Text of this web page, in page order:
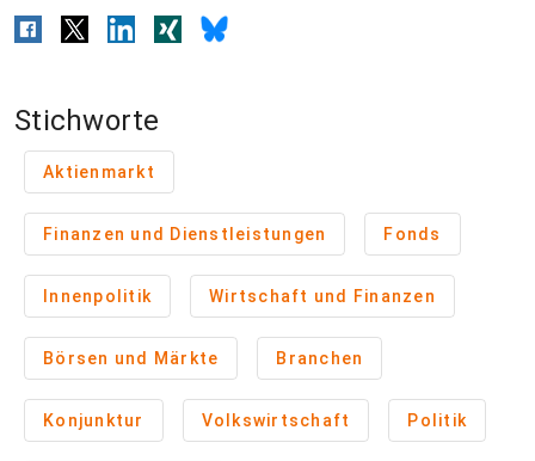
Stichworte
Aktienmarkt
Finanzen und Dienstleistungen Fonds
Innenpolitik Wirtschaft und Finanzen
Börsen und Märkte Branchen
Konjunktur Volkswirtschaft Politik